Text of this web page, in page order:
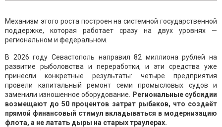
Механизм этого роста построен на системной государственной
поддержке, которая работает сразу на двух уровнях —
региональном и федеральном.
В 2026 году Севастополь направил 82 миллиона рублей на
развитие рыболовства и переработки, и эти средства уже
принесли конкретные результаты: четыре предприятия
провели капитальный ремонт семи промысловых судов и
заменили изношенное оборудование.
Региональные субсидии
возмещают до 50 процентов затрат рыбаков, что создаёт
прямой финансовый стимул вкладываться в модернизацию
флота, а не латать дыры на старых траулерах.